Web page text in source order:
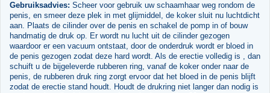
Gebruiksadvies: Scheer voor gebruik uw schaamhaar weg rondom de
penis, en smeer deze plek in met glijmiddel, de koker sluit nu luchtdicht
aan. Plaats de cilinder over de penis en schakel de pomp in of bouw
handmatig de druk op. Er wordt nu lucht uit de cilinder gezogen
waardoor er een vacuum ontstaat, door de onderdruk wordt er bloed in
de penis gezogen zodat deze hard wordt. Als de erectie volledig is , dan
schuift u de bijgeleverde rubberen ring, vanaf de koker onder naar de
penis, de rubberen druk ring zorgt ervoor dat het bloed in de penis blijft
zodat de erectie stand houdt. Houdt de drukring niet langer dan nodig is